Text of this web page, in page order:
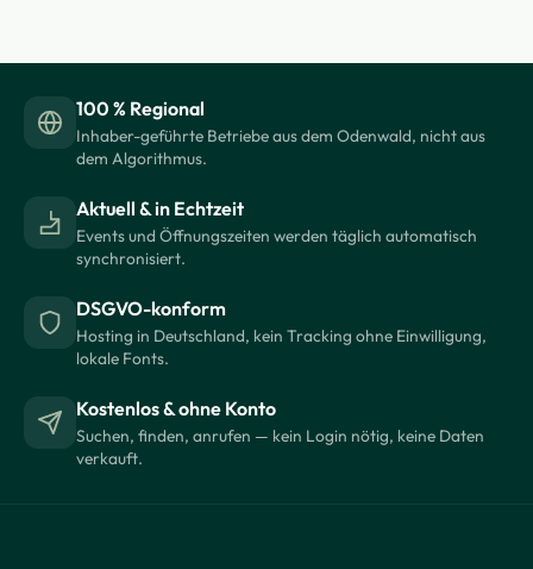
100 % Regional
Inhaber-geführte Betriebe aus dem Odenwald, nicht aus
dem Algorithmus.
Aktuell & in Echtzeit
Events und Öffnungszeiten werden täglich automatisch
synchronisiert.
DSGVO-konform
Hosting in Deutschland, kein Tracking ohne Einwilligung,
lokale Fonts.
Kostenlos & ohne Konto
Suchen, finden, anrufen — kein Login nötig, keine Daten
verkauft.